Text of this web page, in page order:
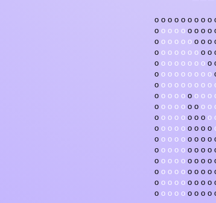
o o o o o o o o o
o o o o o o o o o
o o o o o o o o o
o o o o o o o o o
o o o o o o o o o
o o o o o o o o o
o o o o o o o o o
o o o o o o o o o
o o o o o o o o o
o o o o o o o o o
o o o o o o o o o
o o o o o o o o o
o o o o o o o o o
o o o o o o o o o
o o o o o o o o o
o o o o o o o o o
o o o o o o o o o